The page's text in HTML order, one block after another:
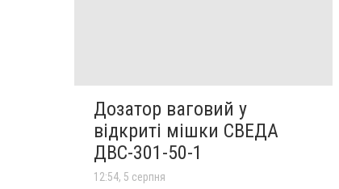
Дозатор ваговий у
відкриті мішки СВЕДА
ДВС-301-50-1
12:54, 5 серпня